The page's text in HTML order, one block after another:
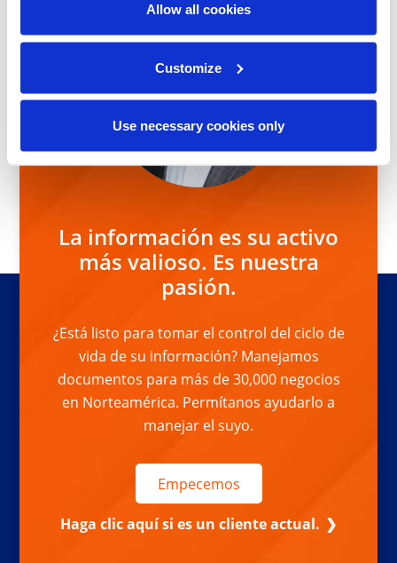
Allow all cookies
Customize
Use necessary cookies only
La información es su activo
más valioso. Es nuestra
pasión.
¿Está listo para tomar el control del ciclo de
vida de su información? Manejamos
documentos para más de 30,000 negocios
en Norteamérica. Permítanos ayudarlo a
manejar el suyo.
Empecemos
Haga clic aquí si es un cliente actual.